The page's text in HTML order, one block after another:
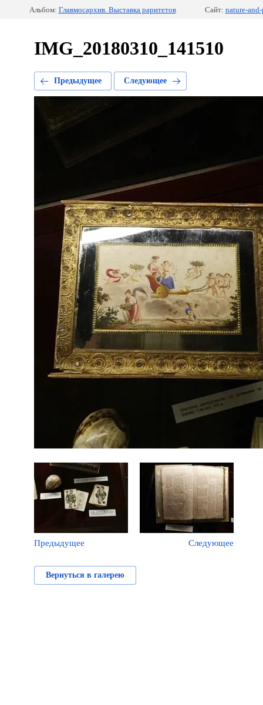
Альбом: Главмосархив. Выставка раритетов Сайт: nature-
IMG_20180310_141510
Предыдущее Следующее
Предыдущее Следующее
Вернуться в галерею